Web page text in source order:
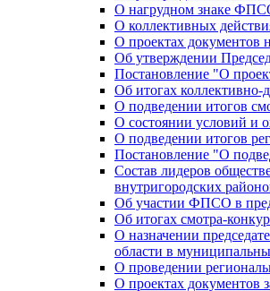
О нагрудном знаке
О коллективных
О проектах
Об утверждении
Постановление "О
Об итогах
О подведении итогов
О состоянии условий и
О подведении итогов
Постановление "О
Состав лидеров
внутригородских
Об участии ФПСО в
Об итогах смотра-
О назначении
области в
О проведении
О проектах документов